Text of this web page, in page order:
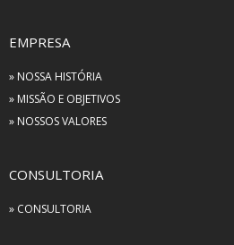
EMPRESA
» NOSSA HISTÓRIA
» MISSÃO E OBJETIVOS
» NOSSOS VALORES
CONSULTORIA
» CONSULTORIA